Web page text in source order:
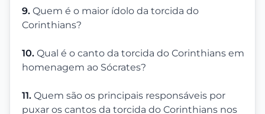
9. Quem é o maior ídolo da torcida do
Corinthians?
10. Qual é o canto da torcida do Corinthians em
homenagem ao Sócrates?
11. Quem são os principais responsáveis por
puxar os cantos da torcida do Corinthians nos